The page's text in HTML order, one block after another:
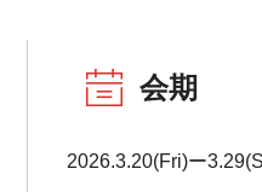
会期
2026.3.20(Fri)ー